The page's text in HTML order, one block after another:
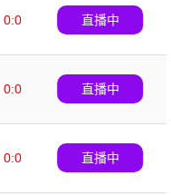
0:0
直播中
0:0
直播中
0:0
直播中